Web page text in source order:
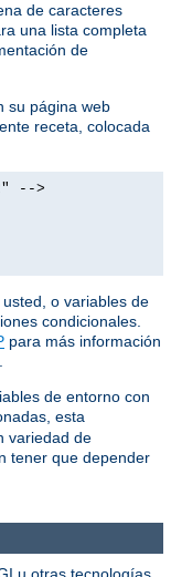
de caracteres
una lista completa
de
su página web
receta, colocada
-->
o variables de
condicionales.
para más información
de entorno con
esta
variedad de
tener que depender